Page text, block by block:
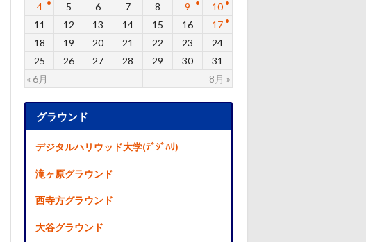
« 6月 8月 »
4
5 6 7 8 9
10
11
12 13 14 15 16
17
18
19 20 21 22 23
24
25
26 27 28 29 30 31
グラウンド
デジタルハリウッド大学(ﾃﾞｼﾞﾊﾘ)
滝ヶ原グラウンド
西寺方グラウンド
大谷グラウンド